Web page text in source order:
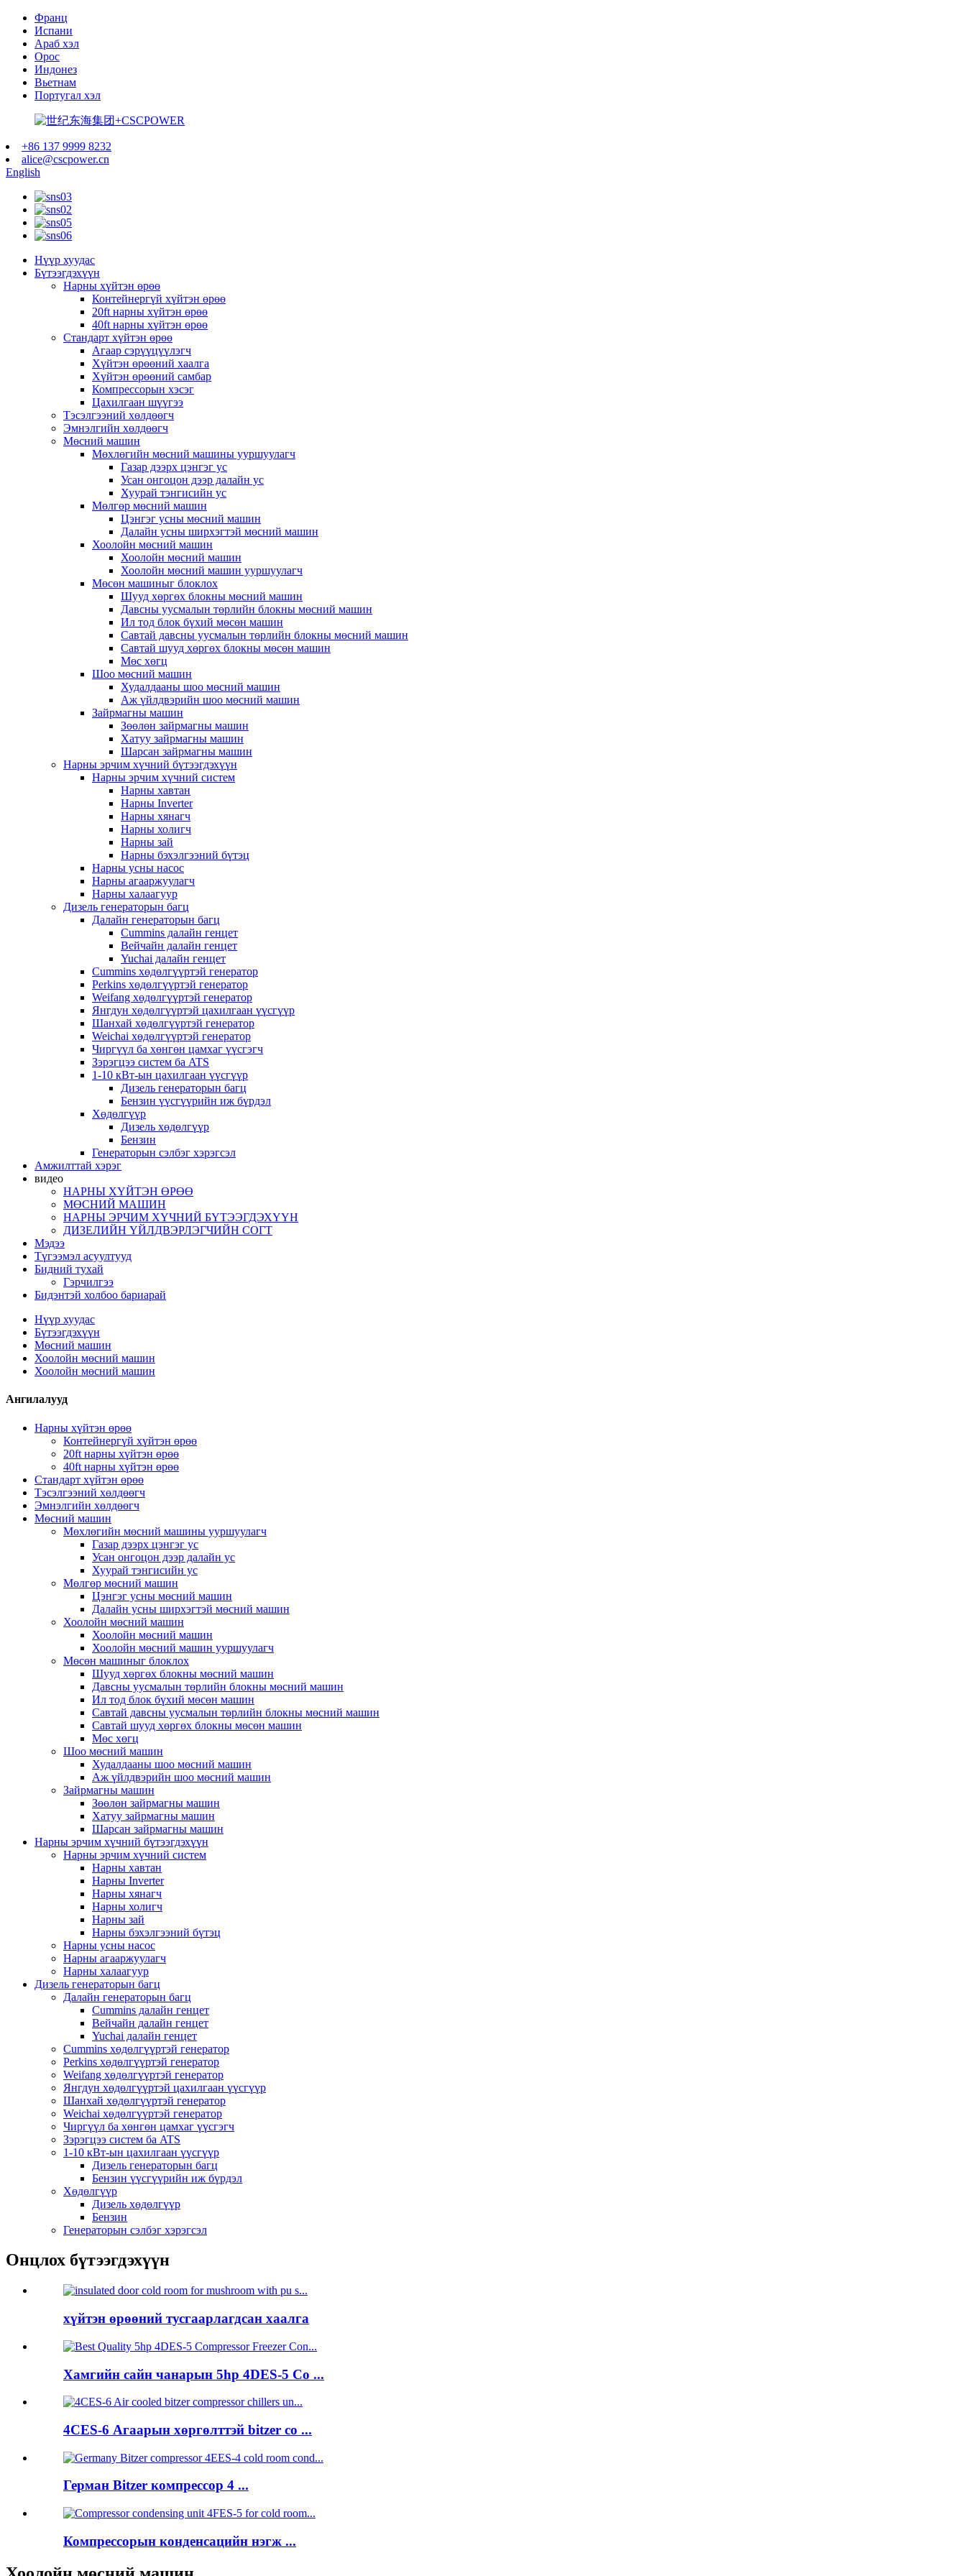
Франц
Испани
Араб хэл
Орос
Индонез
Вьетнам
Португал хэл
+86 137 9999 8232
alice@cscpower.cn
English
Нүүр хуудас
Бүтээгдэхүүн
Нарны хүйтэн өрөө
Контейнергүй хүйтэн өрөө
20ft нарны хүйтэн өрөө
40ft нарны хүйтэн өрөө
Стандарт хүйтэн өрөө
Агаар сэрүүцүүлэгч
Хүйтэн өрөөний хаалга
Хүйтэн өрөөний самбар
Компрессорын хэсэг
Цахилгаан шүүгээ
Тэсэлгээний хөлдөөгч
Эмнэлгийн хөлдөөгч
Мөсний машин
Мөхлөгийн мөсний машины ууршуулагч
Газар дээрх цэнгэг ус
Усан онгоцон дээр далайн ус
Хуурай тэнгисийн ус
Мөлгөр мөсний машин
Цэнгэг усны мөсний машин
Далайн усны ширхэгтэй мөсний машин
Хоолойн мөсний машин
Хоолойн мөсний машин
Хоолойн мөсний машин ууршуулагч
Мөсөн машиныг блоклох
Шууд хөргөх блокны мөсний машин
Давсны уусмалын төрлийн блокны мөсний машин
Ил тод блок бүхий мөсөн машин
Савтай давсны уусмалын төрлийн блокны мөсний машин
Савтай шууд хөргөх блокны мөсөн машин
Мөс хөгц
Шоо мөсний машин
Худалдааны шоо мөсний машин
Аж үйлдвэрийн шоо мөсний машин
Зайрмагны машин
Зөөлөн зайрмагны машин
Хатуу зайрмагны машин
Шарсан зайрмагны машин
Нарны эрчим хүчний бүтээгдэхүүн
Нарны эрчим хүчний систем
Нарны хавтан
Нарны Inverter
Нарны хянагч
Нарны холигч
Нарны зай
Нарны бэхэлгээний бүтэц
Нарны усны насос
Нарны агааржуулагч
Нарны халаагуур
Дизель генераторын багц
Далайн генераторын багц
Cummins далайн генцет
Вейчайн далайн генцет
Yuchai далайн генцет
Cummins хөдөлгүүртэй генератор
Perkins хөдөлгүүртэй генератор
Weifang хөдөлгүүртэй генератор
Янгдун хөдөлгүүртэй цахилгаан үүсгүүр
Шанхай хөдөлгүүртэй генератор
Weichai хөдөлгүүртэй генератор
Чиргүүл ба хөнгөн цамхаг үүсгэгч
Зэрэгцээ систем ба ATS
1-10 кВт-ын цахилгаан үүсгүүр
Дизель генераторын багц
Бензин үүсгүүрийн иж бүрдэл
Хөдөлгүүр
Дизель хөдөлгүүр
Бензин
Генераторын сэлбэг хэрэгсэл
Амжилттай хэрэг
видео
НАРНЫ ХҮЙТЭН ӨРӨӨ
МӨСНИЙ МАШИН
НАРНЫ ЭРЧИМ ХҮЧНИЙ БҮТЭЭГДЭХҮҮН
ДИЗЕЛИЙН ҮЙЛДВЭРЛЭГЧИЙН СОГТ
Мэдээ
Түгээмэл асуултууд
Бидний тухай
Гэрчилгээ
Бидэнтэй холбоо бариарай
Нүүр хуудас
Бүтээгдэхүүн
Мөсний машин
Хоолойн мөсний машин
Хоолойн мөсний машин
Ангилалууд
Нарны хүйтэн өрөө
Контейнергүй хүйтэн өрөө
20ft нарны хүйтэн өрөө
40ft нарны хүйтэн өрөө
Стандарт хүйтэн өрөө
Тэсэлгээний хөлдөөгч
Эмнэлгийн хөлдөөгч
Мөсний машин
Мөхлөгийн мөсний машины ууршуулагч
Газар дээрх цэнгэг ус
Усан онгоцон дээр далайн ус
Хуурай тэнгисийн ус
Мөлгөр мөсний машин
Цэнгэг усны мөсний машин
Далайн усны ширхэгтэй мөсний машин
Хоолойн мөсний машин
Хоолойн мөсний машин
Хоолойн мөсний машин ууршуулагч
Мөсөн машиныг блоклох
Шууд хөргөх блокны мөсний машин
Давсны уусмалын төрлийн блокны мөсний машин
Ил тод блок бүхий мөсөн машин
Савтай давсны уусмалын төрлийн блокны мөсний машин
Савтай шууд хөргөх блокны мөсөн машин
Мөс хөгц
Шоо мөсний машин
Худалдааны шоо мөсний машин
Аж үйлдвэрийн шоо мөсний машин
Зайрмагны машин
Зөөлөн зайрмагны машин
Хатуу зайрмагны машин
Шарсан зайрмагны машин
Нарны эрчим хүчний бүтээгдэхүүн
Нарны эрчим хүчний систем
Нарны хавтан
Нарны Inverter
Нарны хянагч
Нарны холигч
Нарны зай
Нарны бэхэлгээний бүтэц
Нарны усны насос
Нарны агааржуулагч
Нарны халаагуур
Дизель генераторын багц
Далайн генераторын багц
Cummins далайн генцет
Вейчайн далайн генцет
Yuchai далайн генцет
Cummins хөдөлгүүртэй генератор
Perkins хөдөлгүүртэй генератор
Weifang хөдөлгүүртэй генератор
Янгдун хөдөлгүүртэй цахилгаан үүсгүүр
Шанхай хөдөлгүүртэй генератор
Weichai хөдөлгүүртэй генератор
Чиргүүл ба хөнгөн цамхаг үүсгэгч
Зэрэгцээ систем ба ATS
1-10 кВт-ын цахилгаан үүсгүүр
Дизель генераторын багц
Бензин үүсгүүрийн иж бүрдэл
Хөдөлгүүр
Дизель хөдөлгүүр
Бензин
Генераторын сэлбэг хэрэгсэл
Онцлох бүтээгдэхүүн
хүйтэн өрөөний тусгаарлагдсан хаалга
Хамгийн сайн чанарын 5hp 4DES-5 Co ...
4CES-6 Агаарын хөргөлттэй bitzer co ...
Герман Bitzer компрессор 4 ...
Компрессорын конденсацийн нэгж ...